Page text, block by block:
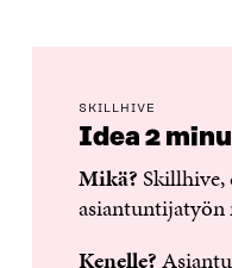
SKILLHIVE
Idea 2
Mikä?Skillhive,
asiantuntijatyön
Kenelle?